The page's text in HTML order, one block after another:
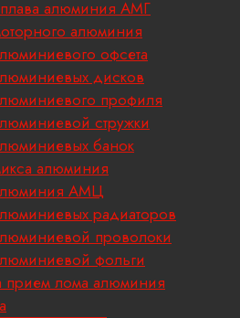
алюминия АМГ
алюминия
офсета
дисков
профиля
стружки
банок
алюминия
АМЦ
радиаторов
проволоки
фольги
лома алюминия